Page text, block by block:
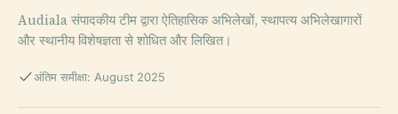
Audiala संपादकीय टीम द्वारा ऐतिहासिक अभिलेखों, स्थापत्य अभिलेखागारों
और स्थानीय विशेषज्ञता से शोधित और लिखित।
अंतिम समीक्षा: August 2025